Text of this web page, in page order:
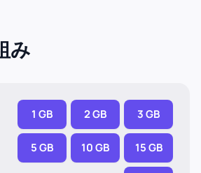
み
1 GB 2 GB 3 GB
5 GB 10 GB 15 GB